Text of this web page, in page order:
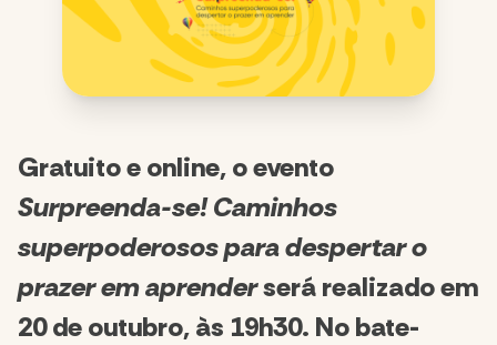
Gratuito e online, o evento
Surpreenda-se! Caminhos
superpoderosos para despertar o
prazer em aprenderserá realizado em
20 de outubro, às 19h30. No bate-